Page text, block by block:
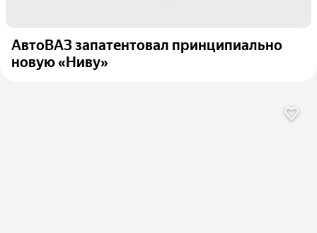
АвтоВАЗ запатентовал принципиально
новую «Ниву»